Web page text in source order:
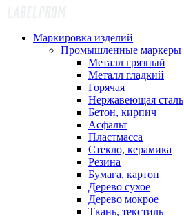
Маркировка изделий
Промышленные маркеры
Металл грязный
Металл гладкий
Горячая
Нержавеющая сталь
Бетон, кирпич
Асфальт
Пластмасса
Стекло, керамика
Резина
Бумага, картон
Дерево сухое
Дерево мокрое
Ткань, текстиль